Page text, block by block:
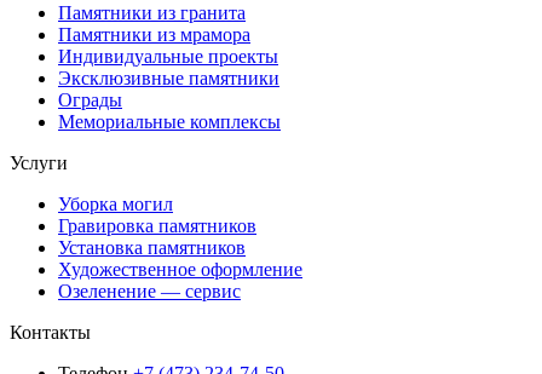
Памятники из гранита
Памятники из мрамора
Индивидуальные проекты
Эксклюзивные памятники
Ограды
Мемориальные комплексы
Услуги
Уборка могил
Гравировка памятников
Установка памятников
Художественное оформление
Озеленение — сервис
Контакты